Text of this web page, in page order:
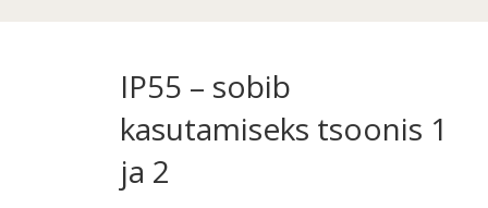
IP55 – sobib
kasutamiseks tsoonis 1
ja 2